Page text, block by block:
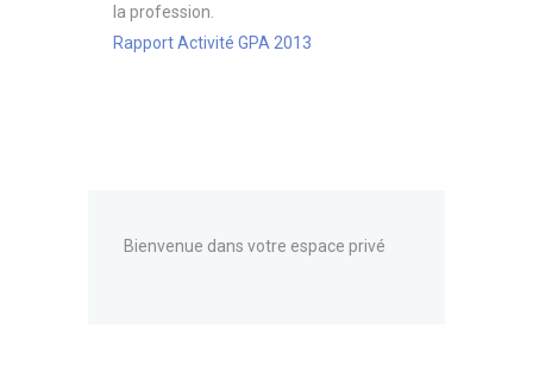
la profession.
Rapport Activité GPA 2013
Bienvenue dans votre espace privé